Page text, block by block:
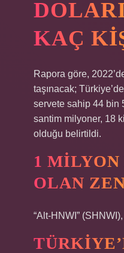
KAÇ
Rapora göre,
taşınacak;
servete sahip 44 bin
santim milyoner, 18
olduğu belirtildi.
1
OLAN
“Alt-HNWI”